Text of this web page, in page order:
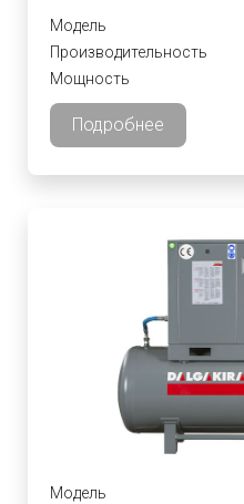
Модель
Производительность
Мощность
Подробнее
Модель